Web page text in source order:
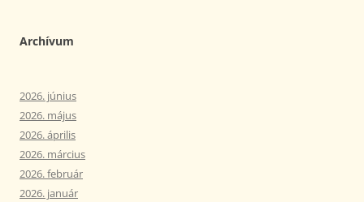
Archívum
2026. június
2026. május
2026. április
2026. március
2026. február
2026. január